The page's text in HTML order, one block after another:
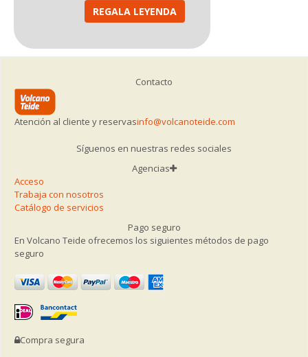
REGALA LEYENDA
Contacto
Atención al cliente y reservasinfo@volcanoteide.com
Síguenos en nuestras redes sociales
Agencias
Acceso
Trabaja con nosotros
Catálogo de servicios
Pago seguro
En Volcano Teide ofrecemos los siguientes métodos de pago
seguro
Compra segura